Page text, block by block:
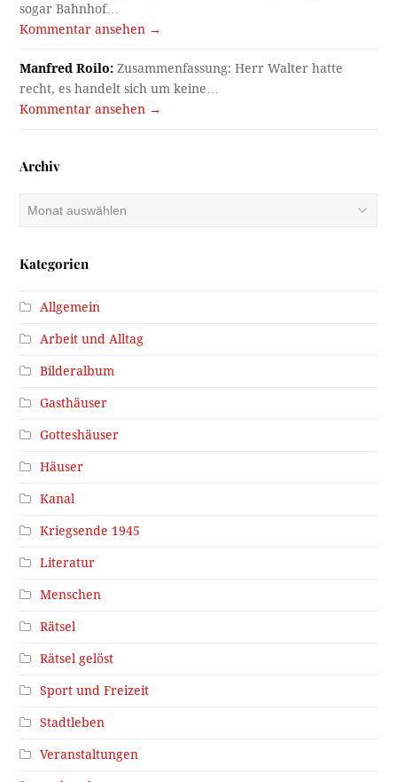
sogar Bahnhof…
Kommentar ansehen →
Manfred Roilo: Zusammenfassung: Herr Walter hatte
recht, es handelt sich um keine…
Kommentar ansehen →
Archiv
Kategorien
Allgemein
Arbeit und Alltag
Bilderalbum
Gasthäuser
Gotteshäuser
Häuser
Kanal
Kriegsende 1945
Literatur
Menschen
Rätsel
Rätsel gelöst
Sport und Freizeit
Stadtleben
Veranstaltungen